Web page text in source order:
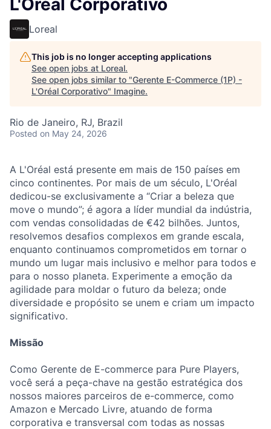
L'Oréal Corporativo
Loreal
This job is no longer accepting applications
See open jobs at Loreal.
See open jobs similar to "Gerente E-Commerce (1P) -
L'Oréal Corporativo" Imagine.
Rio de Janeiro, RJ, Brazil
Posted on May 24, 2026
A L'Oréal está presente em mais de 150 países em
cinco continentes. Por mais de um século, L'Oréal
dedicou-se exclusivamente a “Criar a beleza que
move o mundo”; é agora a líder mundial da indústria,
com vendas consolidadas de €42 bilhões. Juntos,
resolvemos desafios complexos em grande escala,
enquanto continuamos comprometidos em tornar o
mundo um lugar mais inclusivo e melhor para todos e
para o nosso planeta. Experimente a emoção da
agilidade para moldar o futuro da beleza; onde
diversidade e propósito se unem e criam um impacto
significativo.
Missão
Como Gerente de E-commerce para Pure Players,
você será a peça-chave na gestão estratégica dos
nossos maiores parceiros de e-commerce, como
Amazon e Mercado Livre, atuando de forma
corporativa e transversal com todas as nossas